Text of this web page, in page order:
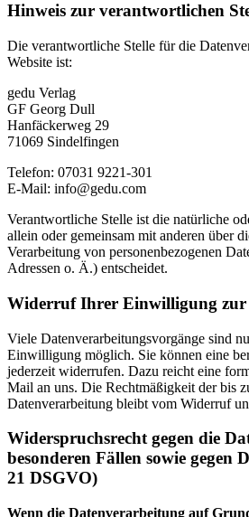
Hinweis zur verantwortlichen
Die verantwortliche Stelle für die
Website ist:
gedu Verlag
GF Georg Dull
Hanfäckerweg 29
71069 Sindelfingen
Telefon: 07031 9221-301
E-Mail: info@gedu.com
Verantwortliche Stelle ist die natürliche
allein oder gemeinsam mit anderen über
Verarbeitung von personenbezogenen
Adressen o. Ä.) entscheidet.
Widerruf Ihrer Einwilligung zur
Viele Datenverarbeitungsvorgänge sind
Einwilligung möglich. Sie können eine
jederzeit widerrufen. Dazu reicht eine
Mail an uns. Die Rechtmäßigkeit der bis
Datenverarbeitung bleibt vom Widerruf
Widerspruchsrecht gegen die
besonderen Fällen sowie gegen
21 DSGVO)
Wenn die Datenverarbeitung auf